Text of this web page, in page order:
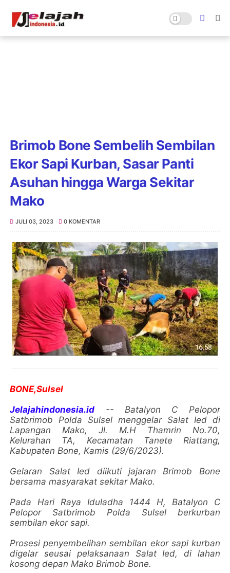
Brimob Bone Sembelih Sembilan
Ekor Sapi Kurban, Sasar Panti
Asuhan hingga Warga Sekitar
Mako
JULI 03, 2023 0 KOMENTAR
BONE,Sulsel
Jelajahindonesia.id -- Batalyon C Pelopor
Satbrimob Polda Sulsel menggelar Salat Ied di
Lapangan Mako, Jl. M.H Thamrin No.70,
Kelurahan TA, Kecamatan Tanete Riattang,
Kabupaten Bone, Kamis (29/6/2023).
Gelaran Salat Ied diikuti jajaran Brimob Bone
bersama masyarakat sekitar Mako.
Pada Hari Raya Iduladha 1444 H, Batalyon C
Pelopor Satbrimob Polda Sulsel berkurban
sembilan ekor sapi.
Prosesi penyembelihan sembilan ekor sapi kurban
digelar seusai pelaksanaan Salat Ied, di lahan
kosong depan Mako Brimob Bone.